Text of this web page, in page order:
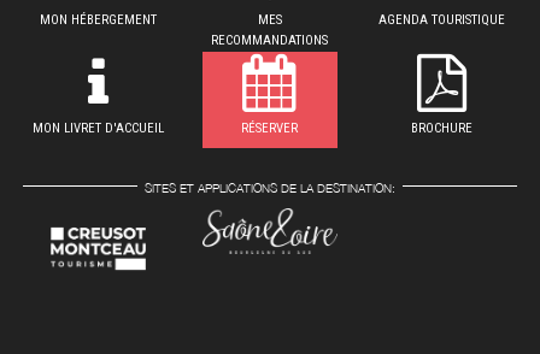
MON HÉBERGEMENT
MES
RECOMMANDATIONS
AGENDA TOURISTIQUE
MON LIVRET D'ACCUEIL RÉSERVER BROCHURE
SITES ET APPLICATIONS DE LA DESTINATION: